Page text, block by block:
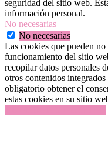
seguridad del sitio web.
información personal.
No necesarias
No necesarias
Las cookies que pueden no
funcionamiento del sitio
recopilar datos personales
otros contenidos
obligatorio obtener el
estas cookies en su sitio